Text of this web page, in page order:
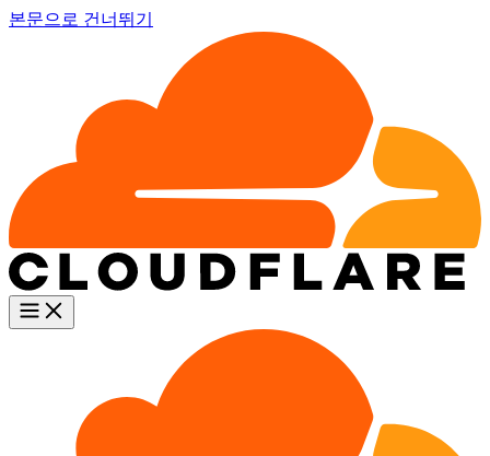
본문으로 건너뛰기